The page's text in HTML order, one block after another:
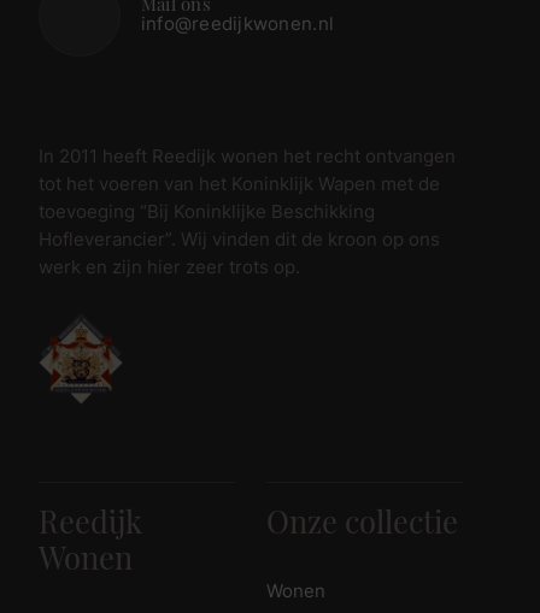
Mail ons
info@reedijkwonen.nl
In 2011 heeft Reedijk wonen het recht ontvangen
tot het voeren van het Koninklijk Wapen met de
toevoeging “Bij Koninklijke Beschikking
Hofleverancier”. Wij vinden dit de kroon op ons
werk en zijn hier zeer trots op.
Reedijk
Wonen
Onze collectie
Wonen